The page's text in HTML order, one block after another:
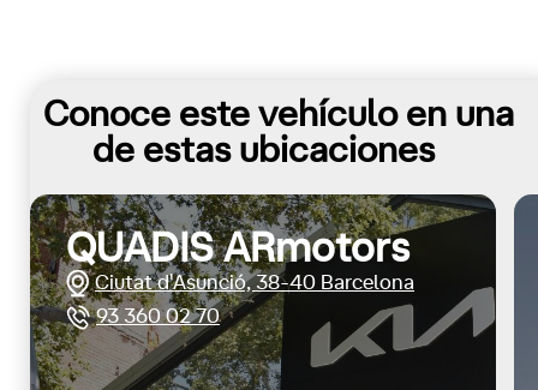
Conoce este vehículo en una
de estas ubicaciones
QUADIS ARmotors
Ciutat d'Asunció, 38-40 Barcelona
93 360 02 70